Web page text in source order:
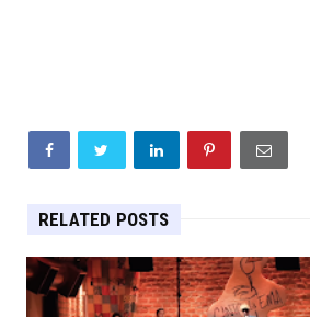
RELATED POSTS